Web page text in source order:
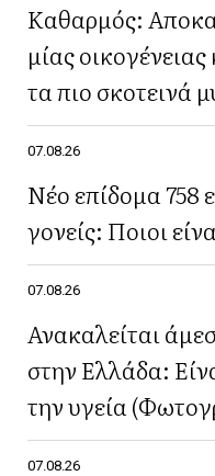
Καθαρμός:
μίας
τα πιο σκοτεινά
07.08.26
Νέο επίδομα 758
γονείς: Ποιοι
07.08.26
Ανακαλείται
στην Ελλάδα:
την υγεία
07.08.26